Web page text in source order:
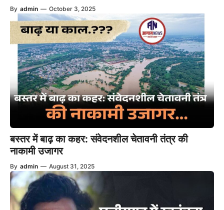
By admin — October 3, 2025
बस्तर में बाढ़ का कहर: संवेदनशील चेतावनी तंत्र की
नाकामी उजागर
By admin — August 31, 2025